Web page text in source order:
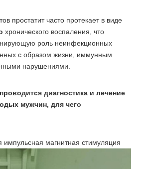
простатит часто протекает в виде
хронического воспаления, что
роль неинфекционных
с образом жизни, иммунным
нарушениями.
диагностика и лечение
мужчин, для чего
магнитная стимуляция